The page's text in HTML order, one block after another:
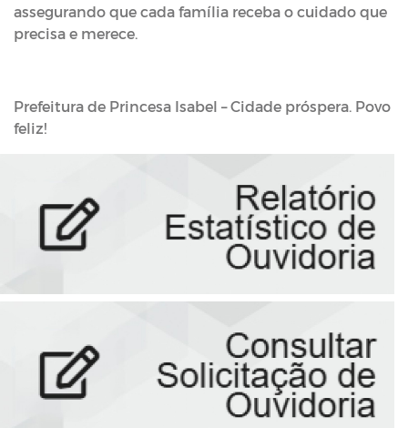
assegurando que cada família receba o cuidado que
precisa e merece.
Prefeitura de Princesa Isabel – Cidade próspera. Povo
feliz!